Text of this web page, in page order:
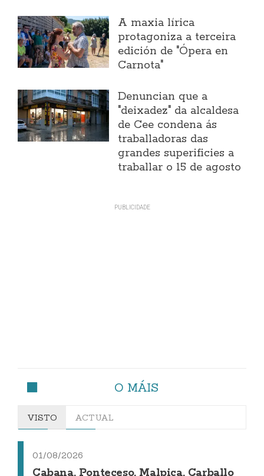
A maxia lírica
protagoniza a terceira
edición de "Ópera en
Carnota"
Denuncian que a
"deixadez" da alcaldesa
de Cee condena ás
traballadoras das
grandes superificies a
traballar o 15 de agosto
O MÁIS
VISTO ACTUAL
01/08/2026